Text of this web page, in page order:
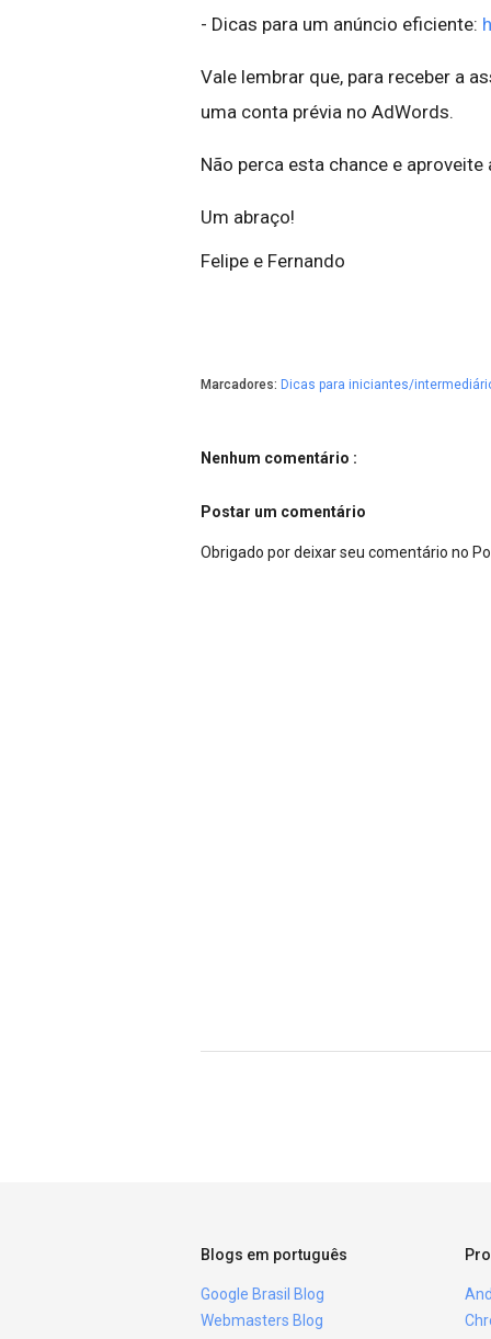
- Dicas para um anúncio eficiente:
Vale lembrar que, para receber a
uma conta prévia no AdWords.
Não perca esta chance e
Um abraço!
Felipe e Fernando
Marcadores: Dicas para iniciantes/
Nenhum comentário :
Postar um comentário
Obrigado por deixar seu comentário no
Blogs em português
Google Brasil Blog
Webmasters Blog